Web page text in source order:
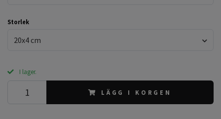
Storlek
20x4 cm
I lager.
LÄGG I KORGEN